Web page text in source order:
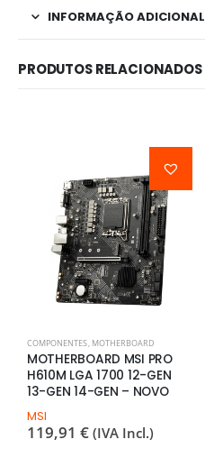
INFORMAÇÃO ADICIONAL
PRODUTOS RELACIONADOS
COMPONENTES MOTHERBOARD
MOTHERBOARD MSI PRO
H610M LGA 1700 12-GEN
13-GEN 14-GEN – NOVO
MSI
119,91 € (IVA Incl.)